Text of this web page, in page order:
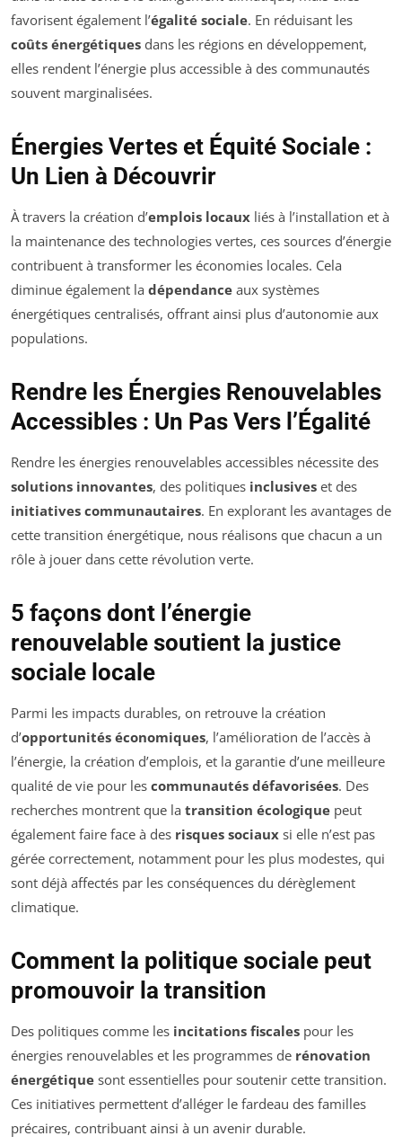
favorisent également l’égalité sociale. En réduisant les
coûts énergétiques dans les régions en développement,
elles rendent l’énergie plus accessible à des communautés
souvent marginalisées.
Énergies Vertes et Équité Sociale :
Un Lien à Découvrir
À travers la création d’emplois locaux liés à l’installation et à
la maintenance des technologies vertes, ces sources d’énergie
contribuent à transformer les économies locales. Cela
diminue également la dépendance aux systèmes
énergétiques centralisés, offrant ainsi plus d’autonomie aux
populations.
Rendre les Énergies Renouvelables
Accessibles : Un Pas Vers l’Égalité
Rendre les énergies renouvelables accessibles nécessite des
solutions innovantes, des politiques inclusives et des
initiatives communautaires. En explorant les avantages de
cette transition énergétique, nous réalisons que chacun a un
rôle à jouer dans cette révolution verte.
5 façons dont l’énergie
renouvelable soutient la justice
sociale locale
Parmi les impacts durables, on retrouve la création
d’opportunités économiques, l’amélioration de l’accès à
l’énergie, la création d’emplois, et la garantie d’une meilleure
qualité de vie pour les communautés défavorisées. Des
recherches montrent que la transition écologique peut
également faire face à des risques sociaux si elle n’est pas
gérée correctement, notamment pour les plus modestes, qui
sont déjà affectés par les conséquences du dérèglement
climatique.
Comment la politique sociale peut
promouvoir la transition
Des politiques comme les incitations fiscales pour les
énergies renouvelables et les programmes de rénovation
énergétique sont essentielles pour soutenir cette transition.
Ces initiatives permettent d’alléger le fardeau des familles
précaires, contribuant ainsi à un avenir durable.